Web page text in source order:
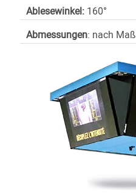
Ablesewinkel: 160°
Abmessungen: nach Maß